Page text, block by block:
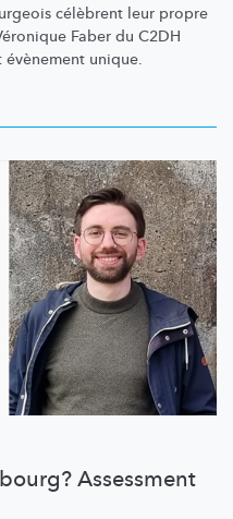
célèbrent leur propre
Faber du C2DH
évènement unique.
Assessment